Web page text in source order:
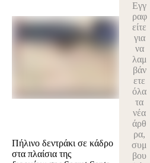
Πήλινο δεντράκι σε κάδρο
στα πλαίσια της
Εγγ
ραφ
είτε
για
να
λαμ
βάν
ετε
όλα
τα
νέα
άρθ
ρα,
συμ
βου